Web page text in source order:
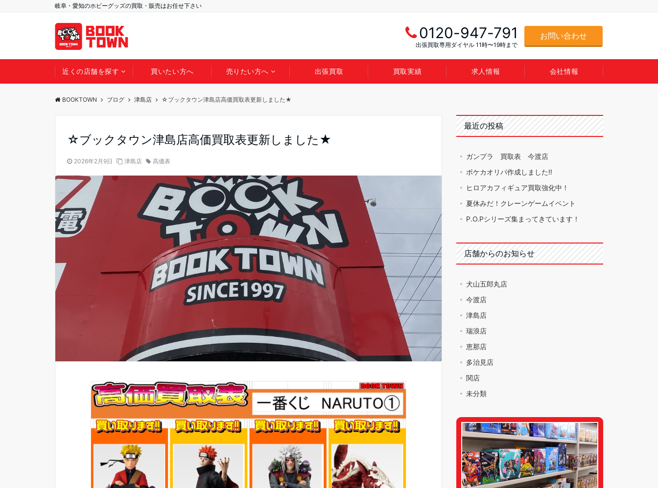
岐阜・愛知のホビーグッズの買取・販売はお任せ下さい
0120-947-791
出張買取専用ダイヤル 11時〜19時まで
お問い合わせ
近くの店舗を探す 買いたい方へ 売りたい方へ 出張買取 買取実績 求人情報 会社情報
BOOKTOWN ブログ 津島店 ☆ブックタウン津島店高価買取表更新しました★
☆ブックタウン津島店高価買取表更新しました★
2026年2月9日 津島店 高価表
最近の投稿
ガンプラ 買取表 今渡店
ポケカオリパ作成しました‼️
ヒロアカフィギュア買取強化中！
夏休みだ！クレーンゲームイベント
P.O.Pシリーズ集まってきています！
店舗からのお知らせ
犬山五郎丸店
今渡店
津島店
瑞浪店
恵那店
多治見店
関店
未分類